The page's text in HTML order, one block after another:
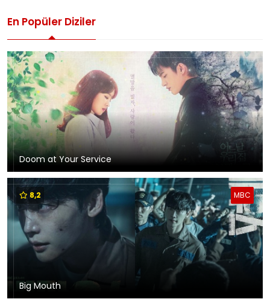
En Popüler Diziler
Doom at Your Service
MBC
8,2
Big Mouth